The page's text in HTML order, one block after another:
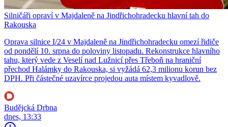
Silničáři opraví v Majdaleně na Jindřichohradecku hlavní tah do
Rakouska
Oprava silnice I/24 v Majdaleně na Jindřichohradecku omezí řidiče
od pondělí 10. srpna do poloviny listopadu. Rekonstrukce hlavního
tahu, který vede z Veselí nad Lužnicí přes Třeboň na hraniční
přechod Halámky do Rakouska, si vyžádá 62,3 milionu korun bez
DPH. Při částečné uzavírce projedou auta místem kyvadlově.
Budějcká Drbna
dnes, 13:33